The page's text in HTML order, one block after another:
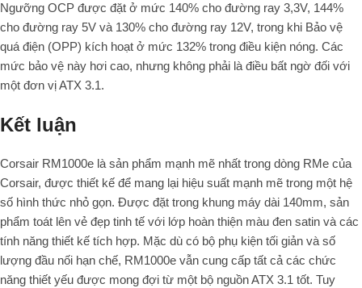
Ngưỡng OCP được đặt ở mức 140% cho đường ray 3,3V, 144%
cho đường ray 5V và 130% cho đường ray 12V, trong khi Bảo vệ
quá điện (OPP) kích hoạt ở mức 132% trong điều kiện nóng. Các
mức bảo vệ này hơi cao, nhưng không phải là điều bất ngờ đối với
một đơn vị ATX 3.1.
Kết luận
Corsair RM1000e là sản phẩm mạnh mẽ nhất trong dòng RMe của
Corsair, được thiết kế để mang lại hiệu suất mạnh mẽ trong một hệ
số hình thức nhỏ gọn. Được đặt trong khung máy dài 140mm, sản
phẩm toát lên vẻ đẹp tinh tế với lớp hoàn thiện màu đen satin và các
tính năng thiết kế tích hợp. Mặc dù có bộ phụ kiện tối giản và số
lượng đầu nối hạn chế, RM1000e vẫn cung cấp tất cả các chức
năng thiết yếu được mong đợi từ một bộ nguồn ATX 3.1 tốt. Tuy